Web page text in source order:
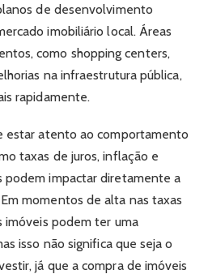
de desenvolvimento
imobiliário local. Áreas
como shopping centers,
na infraestrutura pública,
rapidamente.
estar atento ao comportamento
taxas de juros, inflação e
podem impactar diretamente a
momentos de alta nas taxas
imóveis podem ter uma
isso não significa que seja o
já que a compra de imóveis